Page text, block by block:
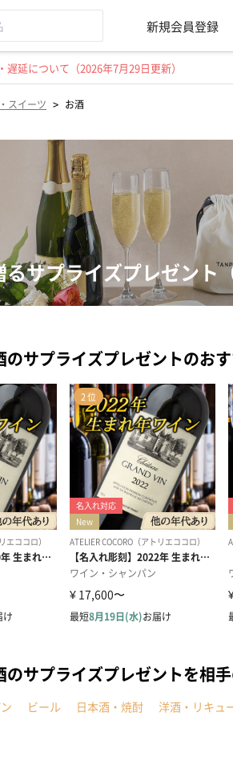
新規会員登録
延について（2026年7月29日更新）
スイーツ > お酒
るサプライズプレゼント
のサプライズプレゼントのお
のサプライズプレゼントを相
ビール 日本酒・焼酎 洋酒・リキュ